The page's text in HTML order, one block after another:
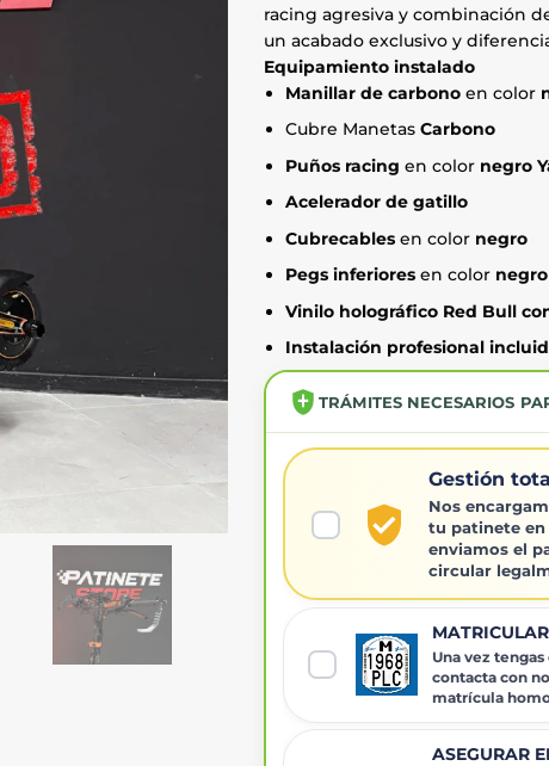
racing agresiva y combinación
un acabado exclusivo y
Equipamiento instalado
Manillar de carbono en color
Cubre ManetasCarbono
Puños racing en color negro
Acelerador de gatillo
Cubrecables en color negro
Pegs inferiores en color negro
Vinilo holográfico Red Bull
Instalación profesional
TRÁMITES NECESARIOS
Gestión
Nos
tu patinete en
enviamos el
circular
Una vez
contacta con
matrícula
ASEGURAR